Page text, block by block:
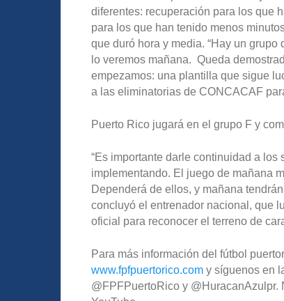
diferentes: recuperación para los que
para los que han tenido menos
que duró hora y media. “Hay un
lo veremos mañana. Queda
empezamos: una plantilla que sigue
a las eliminatorias de CONCACAF
Puerto Rico jugará en el grupo F y
“Es importante darle continuidad a
implementando. El juego de mañana
Dependerá de ellos, y mañana
concluyó el entrenador nacional, que
oficial para reconocer el terreno de
Para más información del fútbol
www.fpfpuertorico.com y síguenos en
@FPFPuertoRico y